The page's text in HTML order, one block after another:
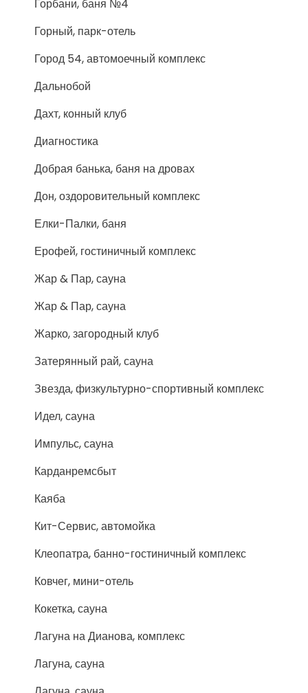
Горбани, баня №4
Горный, парк-отель
Город 54, автомоечный комплекс
Дальнобой
Дахт, конный клуб
Диагностика
Добрая банька, баня на дровах
Дон, оздоровительный комплекс
Елки-Палки, баня
Ерофей, гостиничный комплекс
Жар & Пар, сауна
Жар & Пар, сауна
Жарко, загородный клуб
Затерянный рай, сауна
Звезда, физкультурно-спортивный комплекс
Идел, сауна
Импульс, сауна
Карданремсбыт
Каяба
Кит-Сервис, автомойка
Клеопатра, банно-гостиничный комплекс
Ковчег, мини-отель
Кокетка, сауна
Лагуна на Дианова, комплекс
Лагуна, сауна